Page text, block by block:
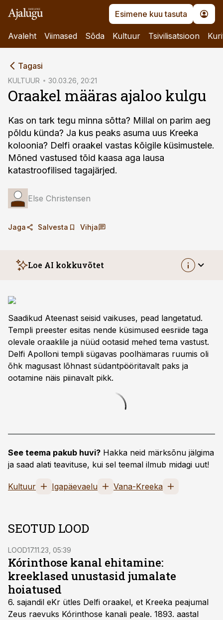
Esimene kuu tasuta
Avaleht Viimased Sõda Kultuur Tsivilisatsioon
Tagasi
KULTUUR 30.03.26, 20:21
Oraakel määras ajaloo kulgu
Kas on tark tegu minna sõtta? Millal on parim aeg
põldu künda? Ja kus peaks asuma uus Kreeka
koloonia? Delfi oraakel vastas kõigile küsimustele.
Mõned vastused tõid kaasa aga lausa
katastroofilised tagajärjed.
Else Christensen
Jaga Salvesta Vihja
Loe AI kokkuvõtet
Saadikud Ateenast seisid vaikuses, pead langetatud.
Templi preester esitas nende küsimused eesriide taga
olevale oraaklile ja nüüd ­ootasid mehed tema vastust.
Delfi Apolloni templi sügavas poolhämaras ruumis oli
õhk magusast lõhnast südantpööritavalt paks ja
ootamine näis piinavalt pikk.
See teema pakub huvi? Hakka neid märksõnu jälgima
ja saad alati teavituse, kui sel teemal ilmub midagi uut!
Kultuur Igapäevaelu Vana-Kreeka
SEOTUD LOOD
LOOD17.11.23, 05:39
Kórinthose kanal ehitamine:
kreeklased unustasid jumalate
hoiatused
6. sajandil eKr ütles Delfi oraakel, et Kreeka peajumal
Zeus raevuks Kórinthose kanali peale. 1893. aastal